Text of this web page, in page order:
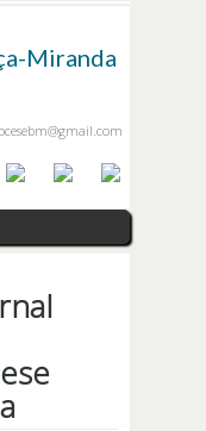
Miranda